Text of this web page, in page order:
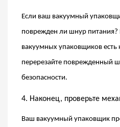
Если ваш вакуумный
поврежден ли шнур питания?
вакуумных упаковщиков
перерезайте поврежденный
безопасности.
4. Наконец, проверьте
Ваш вакуумный упаковщик